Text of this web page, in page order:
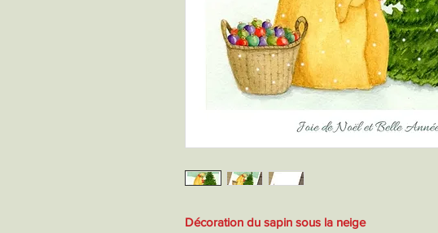
Décoration du sapin sous la neige